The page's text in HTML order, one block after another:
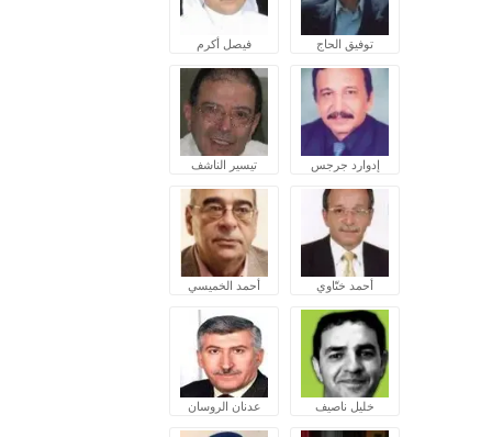
توفيق الحاج فيصل أكرم
إدوارد جرجس تيسير الناشف
أحمد ختّاوي أحمد الخميسي
خليل ناصيف عدنان الروسان